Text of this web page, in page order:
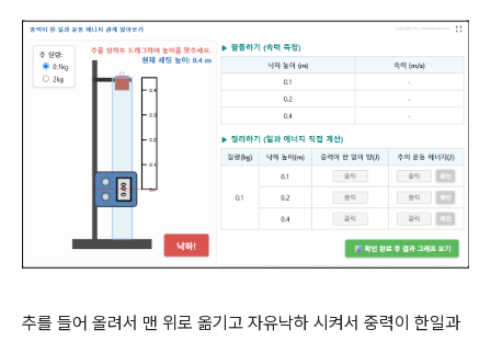
추를 들어 올려서 맨 위로 옮기고 자유낙하 시켜서 중력이 한일과